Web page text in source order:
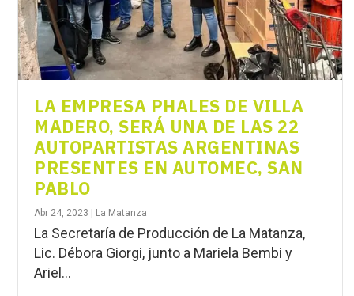
LA EMPRESA PHALES DE VILLA
MADERO, SERÁ UNA DE LAS 22
AUTOPARTISTAS ARGENTINAS
PRESENTES EN AUTOMEC, SAN
PABLO
Abr 24, 2023 La Matanza
La Secretaría de Producción de La Matanza,
Lic. Débora Giorgi, junto a Mariela Bembi y
Ariel...